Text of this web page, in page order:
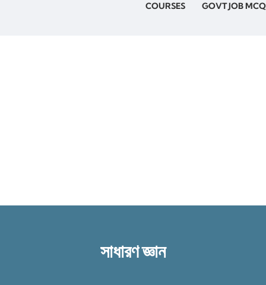
COURSES GOVT JOB MCQ
সাধারণ জ্ঞান